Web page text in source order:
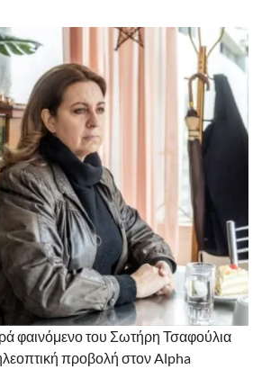
φαινόμενο του Σωτήρη Τσαφούλια
προβολή στον Alpha